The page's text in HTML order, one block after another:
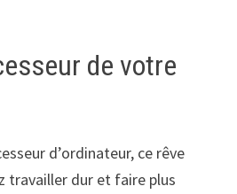
de votre
d’ordinateur, ce rêve
travailler dur et faire plus